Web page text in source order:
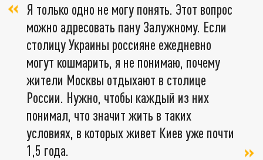
Я только одно не могу понять. Этот вопрос
можно адресовать пану Залужному. Если
столицу Украины россияне ежедневно
могут кошмарить, я не понимаю, почему
жители Москвы отдыхают в столице
России. Нужно, чтобы каждый из них
понимал, что значит жить в таких
условиях, в которых живет Киев уже почти
1,5 года.